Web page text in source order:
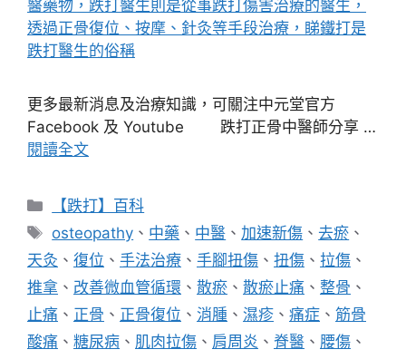
更多最新消息及治療知識，可關注中元堂官方
Facebook 及 Youtube 跌打正骨中醫師分享 …
閱讀全文
分
類
【跌打】百科
標
籤
osteopathy 、 中藥 、 中醫 、加速新傷 、去瘀 、
天灸 、 復位 、 手法治療 、 手腳扭傷 、 扭傷 、 拉傷 、
推拿 、 改善微血管循環 、 散瘀 、 散瘀止痛 、 整骨 、
止痛 、 正骨 、 正骨復位 、 消腫 、 濕疹 、 痛症 、 筋骨
酸痛 、 糖尿病 、 肌肉拉傷 、 肩周炎 、 脊醫 、 腰傷 、